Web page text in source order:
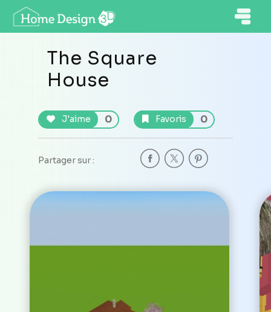
The Square
House
J'aime 0 Favoris 0
Partager sur :